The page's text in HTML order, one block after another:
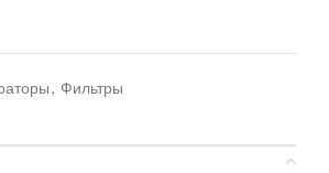
, Фильтры